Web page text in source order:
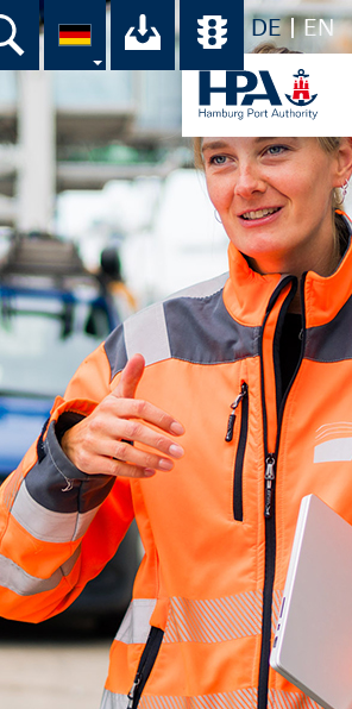
DE EN
Ansprechpartner im
Suche Ihr Download-